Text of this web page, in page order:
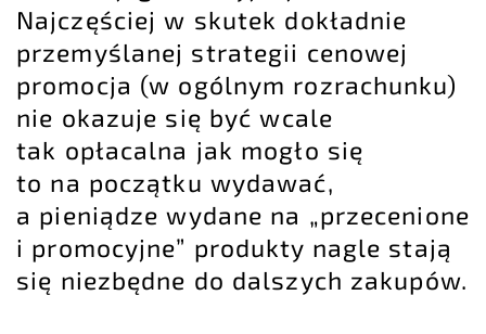
Najczęściej w skutek dokładnie
przemyślanej strategii cenowej
promocja (w ogólnym rozrachunku)
nie okazuje się być wcale
tak opłacalna jak mogło się
to na początku wydawać,
a pieniądze wydane na „przecenione
i promocyjne” produkty nagle stają
się niezbędne do dalszych zakupów.